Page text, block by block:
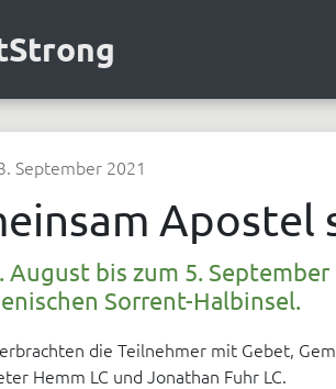
September 2021
Apostel
August bis zum 5.
Sorrent-Halbinsel.
die Teilnehmer mit Gebet,
Hemm LC und Jonathan Fuhr LC.